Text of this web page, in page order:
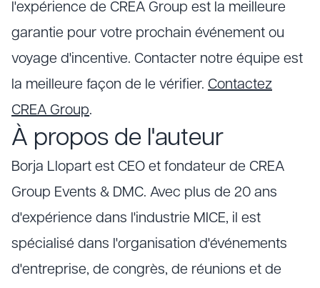
l'expérience de CREA Group est la meilleure
garantie pour votre prochain événement ou
voyage d'incentive. Contacter notre équipe est
la meilleure façon de le vérifier. Contactez
CREA Group.
À propos de l'auteur
Borja Llopart est CEO et fondateur de CREA
Group Events & DMC. Avec plus de 20 ans
d'expérience dans l'industrie MICE, il est
spécialisé dans l'organisation d'événements
d'entreprise, de congrès, de réunions et de